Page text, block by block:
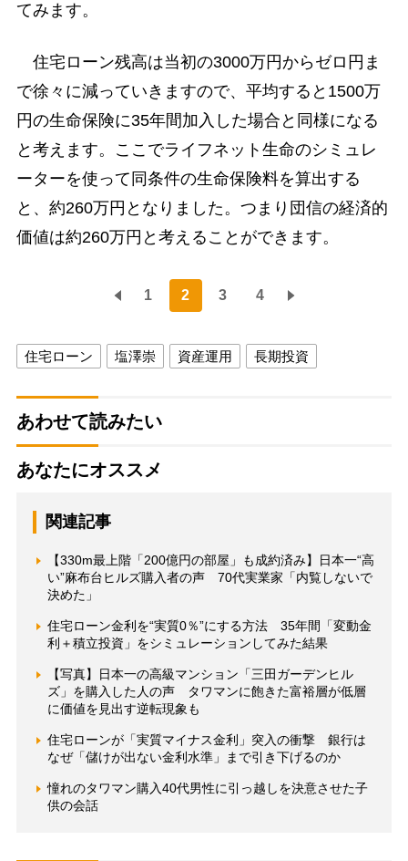
てみます。
住宅ローン残高は当初の3000万円からゼロ円ま
で徐々に減っていきますので、平均すると1500万
円の生命保険に35年間加入した場合と同様になる
と考えます。ここでライフネット生命のシミュレ
ーターを使って同条件の生命保険料を算出する
と、約260万円となりました。つまり団信の経済的
価値は約260万円と考えることができます。
1 2 3 4
住宅ローン 塩澤崇 資産運用 長期投資
あわせて読みたい
あなたにオススメ
関連記事
【330m最上階「200億円の部屋」も成約済み】日本一“高
い”麻布台ヒルズ購入者の声 70代実業家「内覧しないで
決めた」
住宅ローン金利を“実質0％”にする方法 35年間「変動金
利＋積立投資」をシミュレーションしてみた結果
【写真】日本一の高級マンション「三田ガーデンヒル
ズ」を購入した人の声 タワマンに飽きた富裕層が低層
に価値を見出す逆転現象も
住宅ローンが「実質マイナス金利」突入の衝撃 銀行は
なぜ「儲けが出ない金利水準」まで引き下げるのか
憧れのタワマン購入40代男性に引っ越しを決意させた子
供の会話